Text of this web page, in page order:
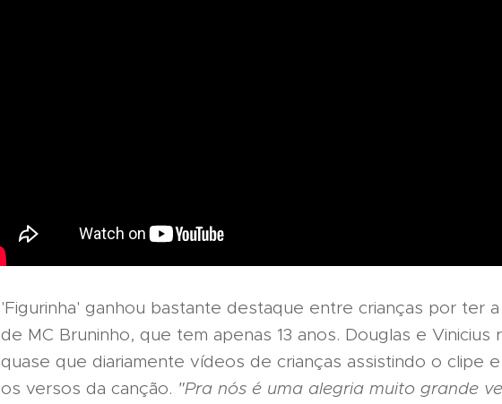
'Figurinha' ganhou bastante destaque entre crianças por ter
de MC Bruninho, que tem apenas 13 anos. Douglas e Vinicius
quase que diariamente vídeos de crianças assistindo o clipe
os versos da canção. "Pra nós é uma alegria muito grande